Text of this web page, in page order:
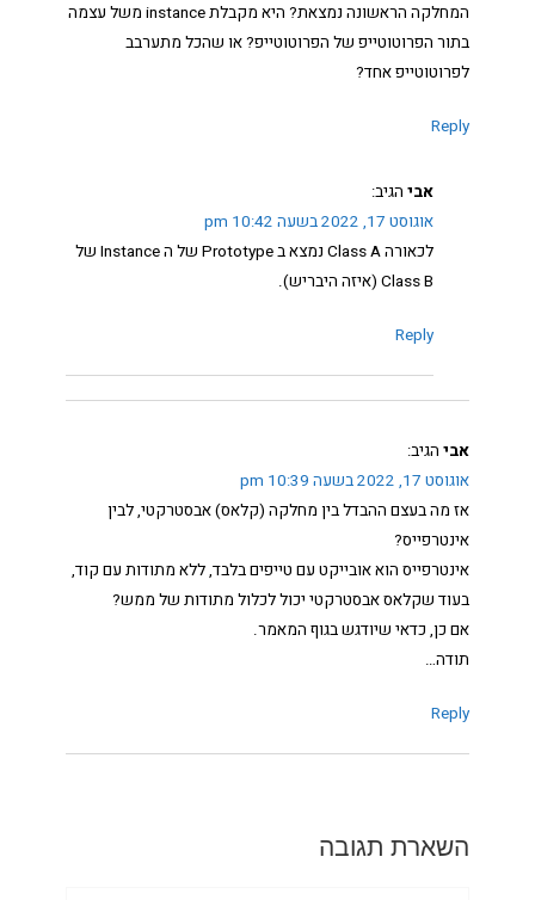
המחלקה הראשונה נמצאת? היא מקבלת instance משל עצמה
בתור הפרוטוטייפ של הפרוטוטייפ? או שהכל מתערבב
לפרוטוטייפ אחד?
Reply
אבי הגיב:
אוגוסט 17, 2022 בשעה 10:42 pm
לכאורה Class A נמצא ב Prototype של ה Instance של
Class B (איזה היבריש).
Reply
אבי הגיב:
אוגוסט 17, 2022 בשעה 10:39 pm
אז מה בעצם ההבדל בין מחלקה (קלאס) אבסטרקטי, לבין
אינטרפייס?
אינטרפייס הוא אובייקט עם טייפים בלבד, ללא מתודות עם קוד,
בעוד שקלאס אבסטרקטי יכול לכלול מתודות של ממש?
אם כן, כדאי שיודגש בגוף המאמר.
תודה…
Reply
השארת תגובה